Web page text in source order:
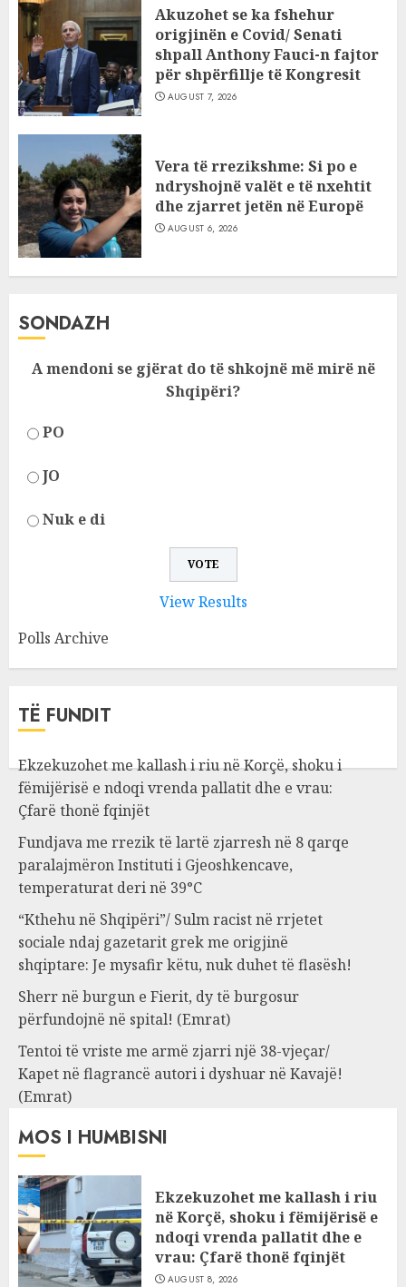
Akuzohet se ka fshehur
origjinën e Covid/ Senati
shpall Anthony Fauci-n fajtor
për shpërfillje të Kongresit
AUGUST 7, 2026
Vera të rrezikshme: Si po e
ndryshojnë valët e të nxehtit
dhe zjarret jetën në Europë
AUGUST 6, 2026
SONDAZH
A mendoni se gjërat do të shkojnë më mirë në
Shqipëri?
PO
JO
Nuk e di
View Results
Polls Archive
TË FUNDIT
Ekzekuzohet me kallash i riu në Korçë, shoku i
fëmijërisë e ndoqi vrenda pallatit dhe e vrau:
Çfarë thonë fqinjët
Fundjava me rrezik të lartë zjarresh në 8 qarqe
paralajmëron Instituti i Gjeoshkencave,
temperaturat deri në 39°C
“Kthehu në Shqipëri”/ Sulm racist në rrjetet
sociale ndaj gazetarit grek me origjinë
shqiptare: Je mysafir këtu, nuk duhet të flasësh!
Sherr në burgun e Fierit, dy të burgosur
përfundojnë në spital! (Emrat)
Tentoi të vriste me armë zjarri një 38-vjeçar/
Kapet në flagrancë autori i dyshuar në Kavajë!
(Emrat)
MOS I HUMBISNI
Ekzekuzohet me kallash i riu
në Korçë, shoku i fëmijërisë e
ndoqi vrenda pallatit dhe e
vrau: Çfarë thonë fqinjët
AUGUST 8, 2026